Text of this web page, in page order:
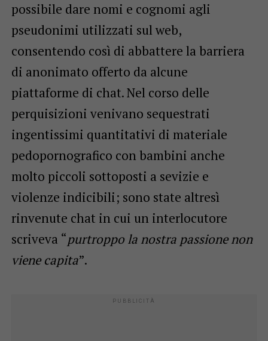
possibile dare nomi e cognomi agli
pseudonimi utilizzati sul web,
consentendo così di abbattere la barriera
di anonimato offerto da alcune
piattaforme di chat. Nel corso delle
perquisizioni venivano sequestrati
ingentissimi quantitativi di materiale
pedopornografico con bambini anche
molto piccoli sottoposti a sevizie e
violenze indicibili; sono state altresì
rinvenute chat in cui un interlocutore
scriveva “purtroppo la nostra passione non
viene capita”.